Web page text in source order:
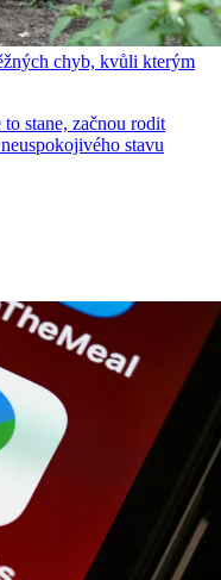
chyb, kvůli kterým
stane, začnou rodit
stavu